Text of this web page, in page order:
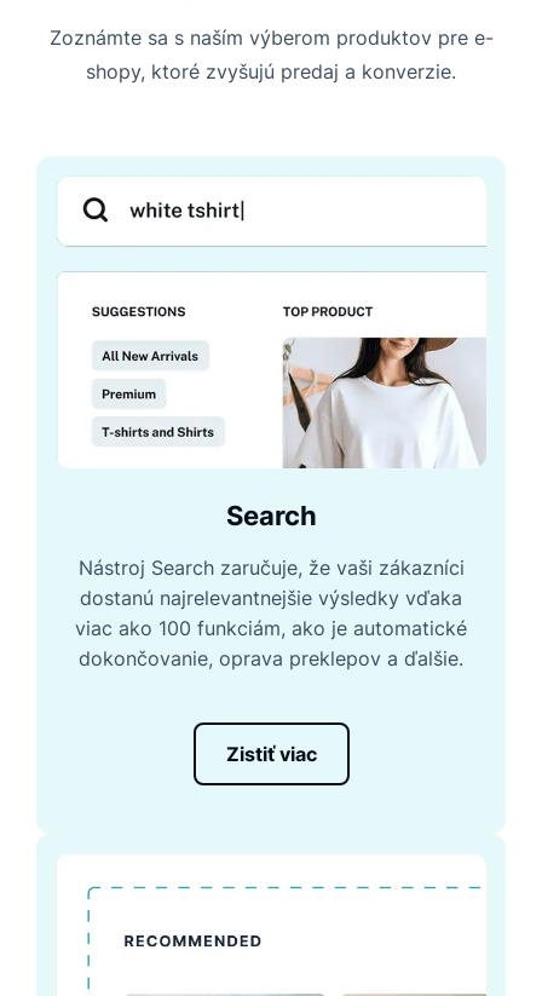
Zoznámte sa s naším výberom produktov pre e-
shopy, ktoré zvyšujú predaj a konverzie.
Search
Nástroj Search zaručuje, že vaši zákazníci
dostanú najrelevantnejšie výsledky vďaka
viac ako 100 funkciám, ako je automatické
dokončovanie, oprava preklepov a ďalšie.
Zistiť viac